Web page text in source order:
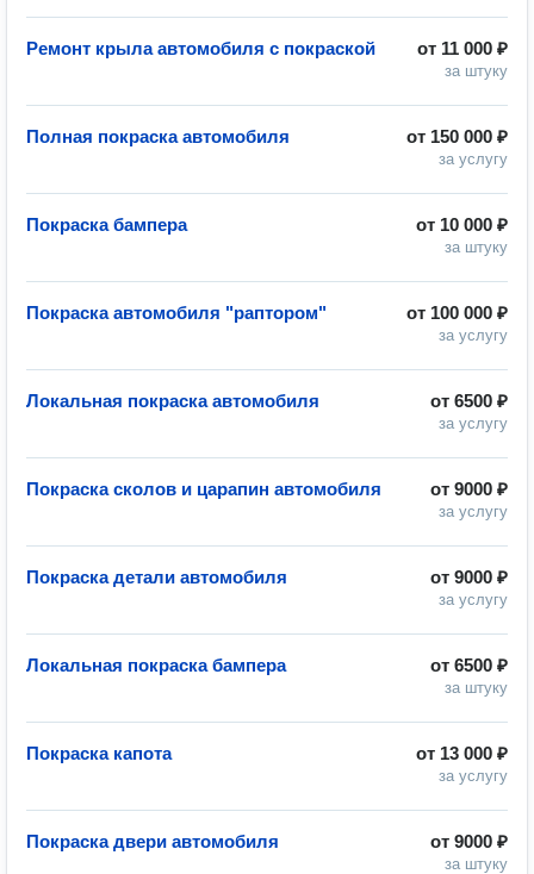
от 11 000 ₽
за штуку
Ремонт крыла автомобиля с покраской
от 150 000 ₽
за услугу
Полная покраска автомобиля
от 10 000 ₽
за штуку
Покраска бампера
от 100 000 ₽
за услугу
Покраска автомобиля "раптором"
от 6500 ₽
за услугу
Локальная покраска автомобиля
от 9000 ₽
за услугу
Покраска сколов и царапин автомобиля
от 9000 ₽
за услугу
Покраска детали автомобиля
от 6500 ₽
за штуку
Локальная покраска бампера
от 13 000 ₽
за услугу
Покраска капота
от 9000 ₽
за штуку
Покраска двери автомобиля